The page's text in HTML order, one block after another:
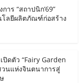
าร “สถาปนิก’69”
โลยีผลิตภัณฑ์ก่อสร้าง
เปิดตัว “Fairy Garden
วนแห่งจินตนาการสู่